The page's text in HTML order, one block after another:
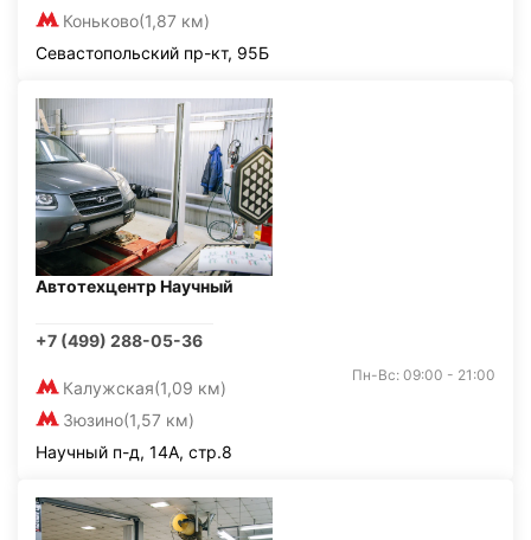
Коньково(1,87 км)
Севастопольский пр-кт, 95Б
Автотехцентр Научный
+7 (499) 288-05-36
Калужская(1,09 км)
Зюзино(1,57 км)
Пн-Вс: 09:00 - 21:00
Научный п-д, 14А, стр.8